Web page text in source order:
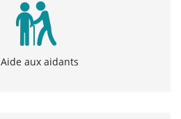
Aide aux aidants